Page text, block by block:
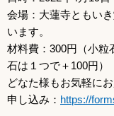
会場：大蓮寺ともい
います。
材料費：300円（小粒
石は１つで＋100円）
どなた様もお気軽に
申し込み： https://